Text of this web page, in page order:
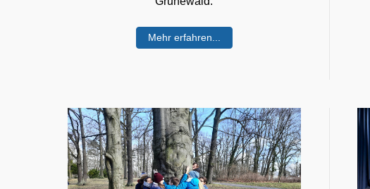
Mehr erfahren...